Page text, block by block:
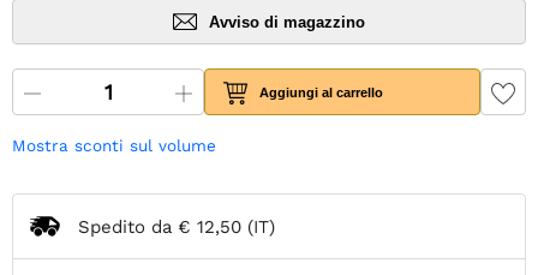
Avviso di magazzino
Aggiungi al carrello
Mostra sconti sul volume
Spedito da € 12,50 (IT)